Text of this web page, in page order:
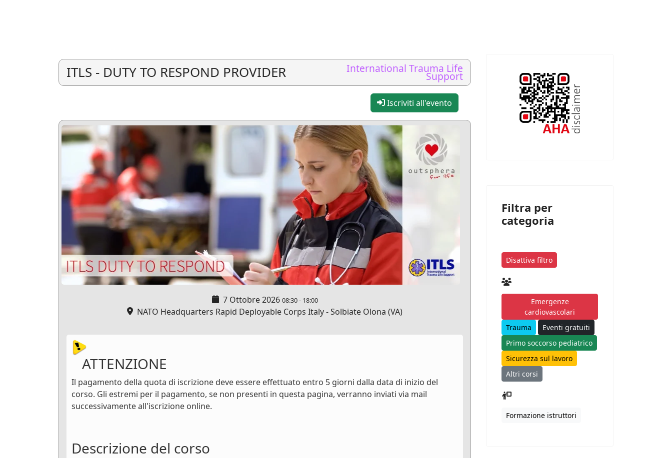
ITLS - DUTY TO RESPOND PROVIDER International Trauma Life
Support
Iscriviti all'evento
7 Ottobre 2026 08:30- 18:00
NATO Headquarters Rapid Deployable Corps Italy - Solbiate Olona (VA)
ATTENZIONE
Il pagamento della quota di iscrizione deve essere effettuato entro 5 giorni dalla data di inizio del
corso. Gli estremi per il pagamento, se non presenti in questa pagina, verranno inviati via mail
successivamente all'iscrizione online.
Descrizione del corso
Filtra per
categoria
Disattiva filtro
Emergenze
cardiovascolari
Trauma
Eventi gratuiti
Primo soccorso pediatrico
Sicurezza sul lavoro
Altri corsi
Formazione istruttori